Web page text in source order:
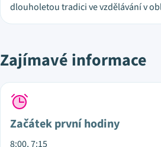
dlouholetou tradici ve vzdělávání v
Zajímavé informace
Začátek první hodiny
8:00, 7:15